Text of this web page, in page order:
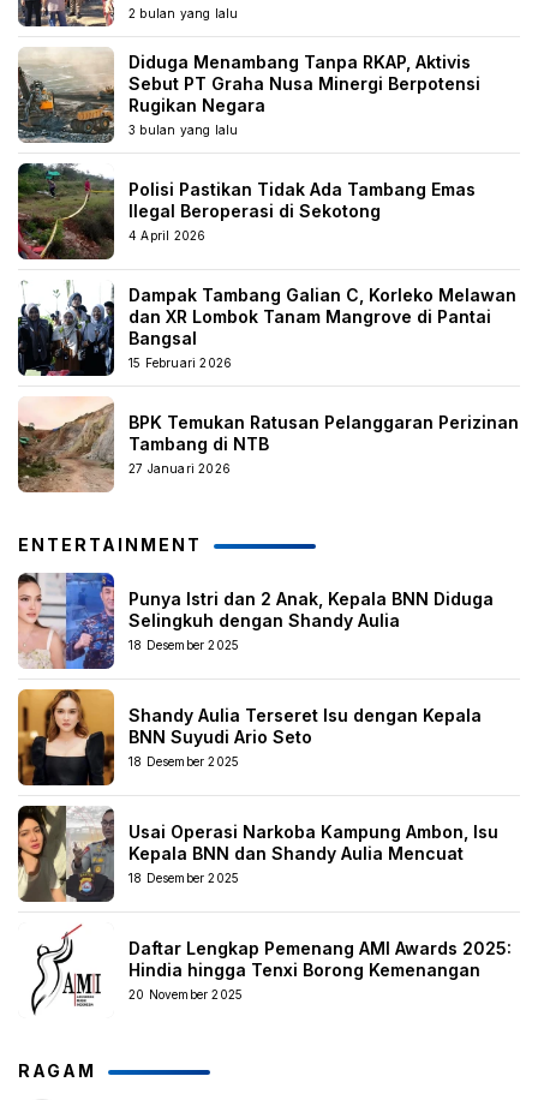
2 bulan yang lalu
Diduga Menambang Tanpa RKAP, Aktivis
Sebut PT Graha Nusa Minergi Berpotensi
Rugikan Negara
3 bulan yang lalu
Polisi Pastikan Tidak Ada Tambang Emas
Ilegal Beroperasi di Sekotong
4 April 2026
Dampak Tambang Galian C, Korleko Melawan
dan XR Lombok Tanam Mangrove di Pantai
Bangsal
15 Februari 2026
BPK Temukan Ratusan Pelanggaran Perizinan
Tambang di NTB
27 Januari 2026
ENTERTAINMENT
Punya Istri dan 2 Anak, Kepala BNN Diduga
Selingkuh dengan Shandy Aulia
18 Desember 2025
Shandy Aulia Terseret Isu dengan Kepala
BNN Suyudi Ario Seto
18 Desember 2025
Usai Operasi Narkoba Kampung Ambon, Isu
Kepala BNN dan Shandy Aulia Mencuat
18 Desember 2025
Daftar Lengkap Pemenang AMI Awards 2025:
Hindia hingga Tenxi Borong Kemenangan
20 November 2025
RAGAM